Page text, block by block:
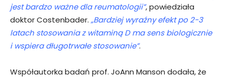
jest bardzo ważne dla reumatologii”, powiedziała
doktor Costenbader. „Bardziej wyraźny efekt po 2-3
latach stosowania z witaminą D ma sens biologicznie
i wspiera długotrwałe stosowanie”.
Współautorka badań prof. JoAnn Manson dodała, że